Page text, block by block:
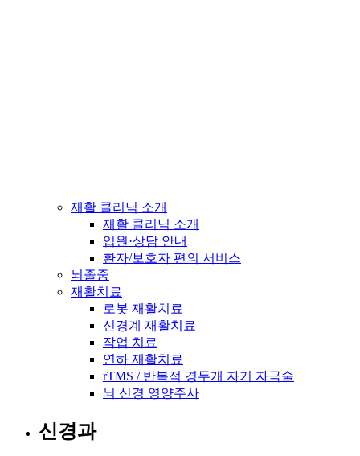
재활 클리닉 소개
재활 클리닉 소개
입원·상담 안내
환자/보호자 편의 서비스
뇌졸중
재활치료
로봇 재활치료
신경계 재활치료
작업 치료
연하 재활치료
rTMS / 반복적 경두개 자기 자극술
뇌 신경 영양주사
신경과